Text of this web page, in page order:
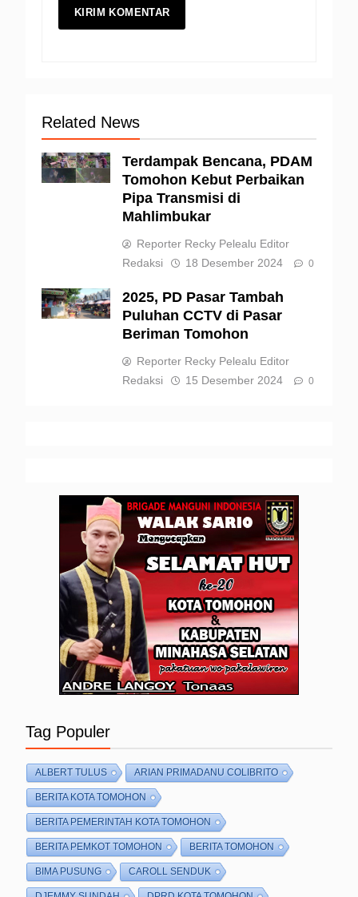
Related News
Terdampak Bencana, PDAM
Tomohon Kebut Perbaikan
Pipa Transmisi di
Mahlimbukar
Reporter Recky Pelealu Editor
Redaksi
18 Desember 2024 0
2025, PD Pasar Tambah
Puluhan CCTV di Pasar
Beriman Tomohon
Reporter Recky Pelealu Editor
Redaksi
15 Desember 2024 0
Tag Populer
ALBERT TULUS ARIAN PRIMADANU COLIBRITO
BERITA KOTA TOMOHON
BERITA PEMERINTAH KOTA TOMOHON
BERITA PEMKOT TOMOHON BERITA TOMOHON
BIMA PUSUNG CAROLL SENDUK